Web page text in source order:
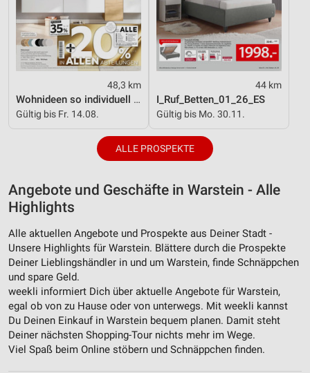
48,3 km
Wohnideen so individuell wie du!
Gültig bis Fr. 14.08.
44 km
I_Ruf_Betten_01_26_ES
Gültig bis Mo. 30.11.
ALLE PROSPEKTE
Angebote und Geschäfte in Warstein - Alle
Highlights
Alle aktuellen Angebote und Prospekte aus Deiner Stadt -
Unsere Highlights für Warstein. Blättere durch die Prospekte
Deiner Lieblingshändler in und um Warstein, finde Schnäppchen
und spare Geld.
weekli informiert Dich über aktuelle Angebote für Warstein,
egal ob von zu Hause oder von unterwegs. Mit weekli kannst
Du Deinen Einkauf in Warstein bequem planen. Damit steht
Deiner nächsten Shopping-Tour nichts mehr im Wege.
Viel Spaß beim Online stöbern und Schnäppchen finden.